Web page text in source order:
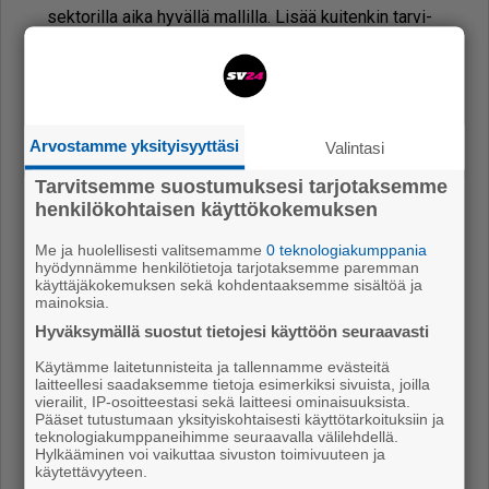
sek­to­ril­la ai­ka hy­väl­lä mal­lil­la. Li­sää kui­ten­kin tar­vi­
Inka Tiainen on Porin vuoden nuori
urheilija. Kuva: arkisto/Tiia Jokisalo
Vii­me per­jan­tai­na Ti­ai­nen pa­la­si Tur­kin har­joi­tus­lei­
ril­tä. An­ta­ly­as­sa hän tree­na­si vii­den muun nos­ta­jan
Arvostamme yksityisyyttäsi Valintasi
Tarvitsemme suostumuksesi tarjotaksemme
henkilökohtaisen käyttökokemuksen
Me ja huolellisesti valitsemamme0 teknologiakumppania
hyödynnämme henkilötietoja tarjotaksemme paremman
käyttäjäkokemuksen sekä kohdentaaksemme sisältöä ja
mainoksia.
Hyväksymällä suostut tietojesi käyttöön seuraavasti
Käytämme laitetunnisteita ja tallennamme evästeitä
laitteellesi saadaksemme tietoja esimerkiksi sivuista, joilla
vierailit, IP-osoitteestasi sekä laitteesi ominaisuuksista.
Pääset tutustumaan yksityiskohtaisesti käyttötarkoituksiin ja
teknologiakumppaneihimme seuraavalla välilehdellä.
Hylkääminen voi vaikuttaa sivuston toimivuuteen ja
käytettävyyteen.